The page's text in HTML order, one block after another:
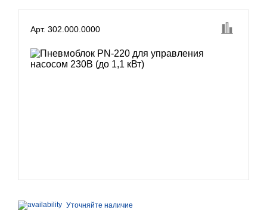
Арт. 302.000.0000
Уточняйте наличие